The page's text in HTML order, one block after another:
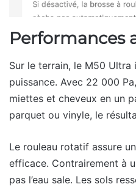
Performances
Sur le terrain, le M50 Ultra
puissance. Avec 22 000
miettes et cheveux en un
parquet ou vinyle, le
Le rouleau rotatif assure
efficace. Contrairement à
pas l’eau sale. Les sols